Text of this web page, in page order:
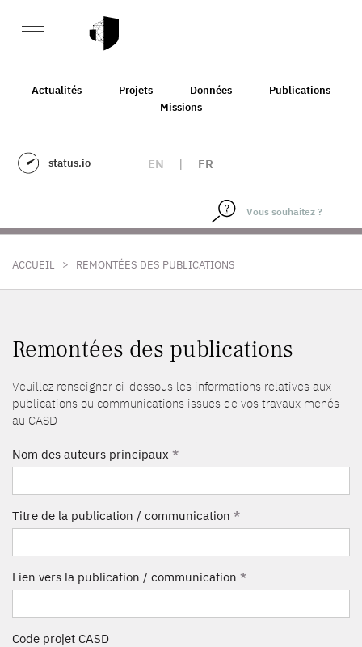
Actualités Projets Données
Publications
Missions
status.io EN | FR
ACCUEIL > REMONTÉES DES PUBLICATIONS
Remontées des publications
Veuillez renseigner ci-dessous les informations relatives aux
publications ou communications issues de vos travaux menés
au CASD
Nom des auteurs principaux *
Titre de la publication / communication *
Lien vers la publication / communication *
Code projet CASD